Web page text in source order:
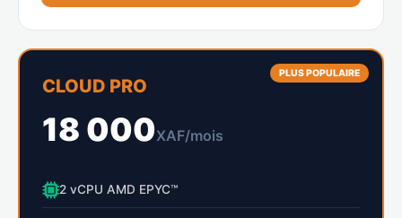
PLUS POPULAIRE
CLOUD PRO
18 000XAF/mois
2 vCPU AMD EPYC™